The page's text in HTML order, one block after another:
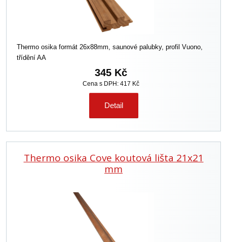
Thermo osika formát 26x88mm, saunové palubky, profil Vuono,
třídění AA
345 Kč
Cena s DPH: 417 Kč
Detail
Thermo osika Cove koutová lišta 21x21
mm